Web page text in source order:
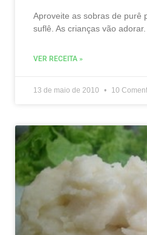
Aproveite as sobras de purê
suflê. As crianças vão adorar.
VER RECEITA »
13 de maio de 2010 10